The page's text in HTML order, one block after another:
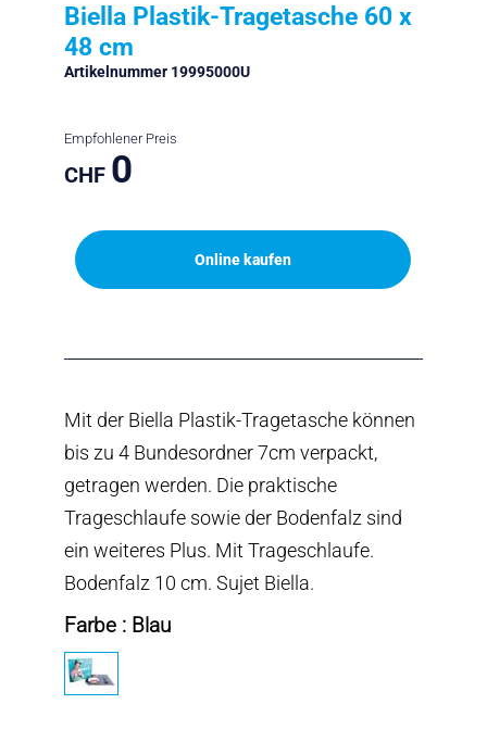
Biella Plastik-Tragetasche 60 x
48 cm
Artikelnummer 19995000U
Empfohlener Preis
CHF 0
Online kaufen
Mit der Biella Plastik-Tragetasche können
bis zu 4 Bundesordner 7cm verpackt,
getragen werden. Die praktische
Trageschlaufe sowie der Bodenfalz sind
ein weiteres Plus. Mit Trageschlaufe.
Bodenfalz 10 cm. Sujet Biella.
Farbe : Blau